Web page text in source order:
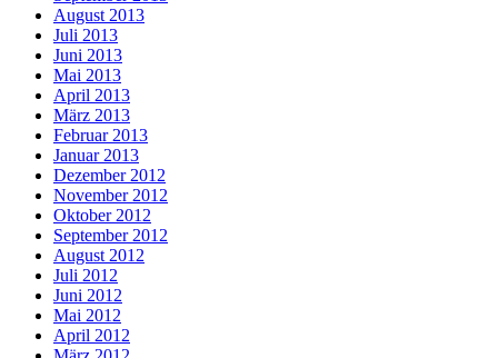
August 2013
Juli 2013
Juni 2013
Mai 2013
April 2013
März 2013
Februar 2013
Januar 2013
Dezember 2012
November 2012
Oktober 2012
September 2012
August 2012
Juli 2012
Juni 2012
Mai 2012
April 2012